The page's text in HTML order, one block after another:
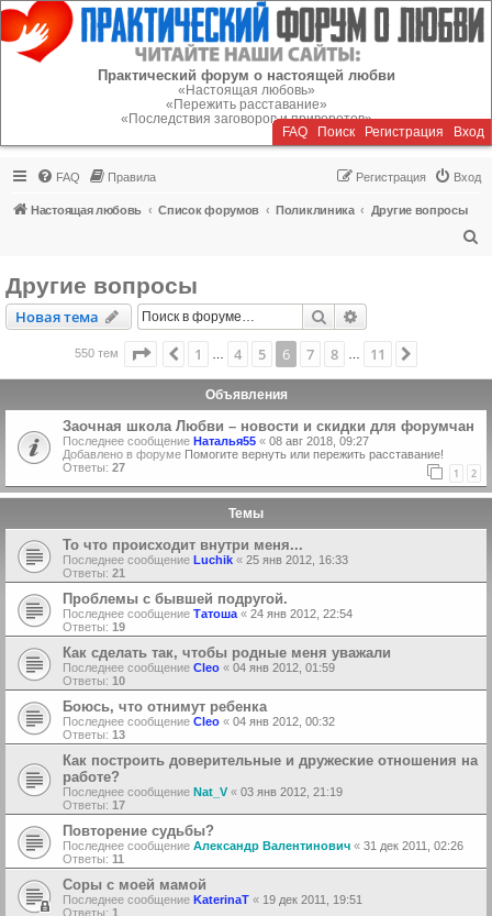
Регистрация
Практический форум о настоящей любви
«Настоящая любовь»
«Пережить расставание»
«Последствия заговоров и приворотов»
FAQ Поиск Регистрация Вход
FAQ Правила Вход
Регистрация
Настоящая любовь Список форумов Поликлиника
Другие вопросы
Другие вопросы
Новая тема
Новаятема Поиск
550 тем Страница из 11
Пред.
1 4 5 6 7 8 11
Объявления
Заочная школа Любви – новости и скидки для форумчан
Последнее сообщение Наталья55 « 08 авг 2018, 09:27
Добавлено в форуме Помогите вернуть или пережить расставание!
Ответы: 27 1 2
Темы
То что происходит внутри меня...
Последнее сообщение Luchik « 25 янв 2012, 16:33
Ответы: 21
Проблемы с бывшей подругой.
Последнее сообщение Татоша « 24 янв 2012, 22:54
Ответы: 19
Как сделать так, чтобы родные меня уважали
Последнее сообщение Cleo « 04 янв 2012, 01:59
Ответы: 10
Боюсь, что отнимут ребенка
Последнее сообщение Cleo « 04 янв 2012, 00:32
Ответы: 13
Как построить доверительные и дружеские отношения на
работе?
Последнее сообщение Nat_V « 03 янв 2012, 21:19
Ответы: 17
Повторение судьбы?
Последнее сообщение Александр Валентинович « 31 дек 2011, 02:26
Ответы: 11
Соры с моей мамой
Последнее сообщение KaterinaT « 19 дек 2011, 19:51
Ответы: 1